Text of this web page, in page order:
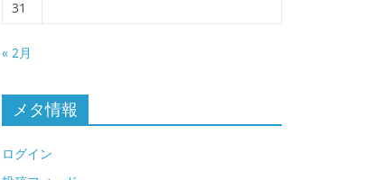
31
« 2月
メタ情報
ログイン